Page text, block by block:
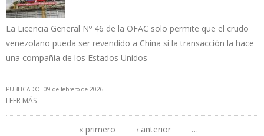
La Licencia General Nº 46 de la OFAC solo permite que el crudo
venezolano pueda ser revendido a China si la transacción la hace
una compañía de los Estados Unidos
PUBLICADO: 09 de febrero de 2026
LEER MÁS
« primero ‹ anterior
…